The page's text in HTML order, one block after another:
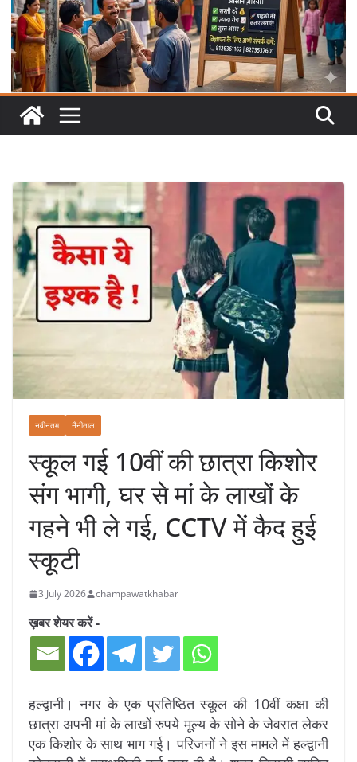
नवीनतम नैनीताल
स्कूल गई 10वीं की छात्रा किशोर
संग भागी, घर से मां के लाखों के
गहने भी ले गई, CCTV में कैद हुई
स्कूटी
3 July 2026 champawatkhabar
ख़बर शेयर करें -
हल्द्वानी। नगर के एक प्रतिष्ठित स्कूल की 10वीं कक्षा की
छात्रा अपनी मां के लाखों रुपये मूल्य के सोने के जेवरात लेकर
एक किशोर के साथ भाग गई। परिजनों ने इस मामले में हल्द्वानी